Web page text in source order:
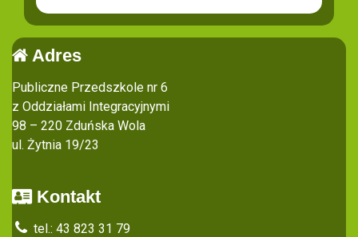
Adres
Publiczne Przedszkole nr 6
z Oddziałami Integracyjnymi
98 – 220 Zduńska Wola
ul. Żytnia 19/23
Kontakt
tel.: 43 823 31 79